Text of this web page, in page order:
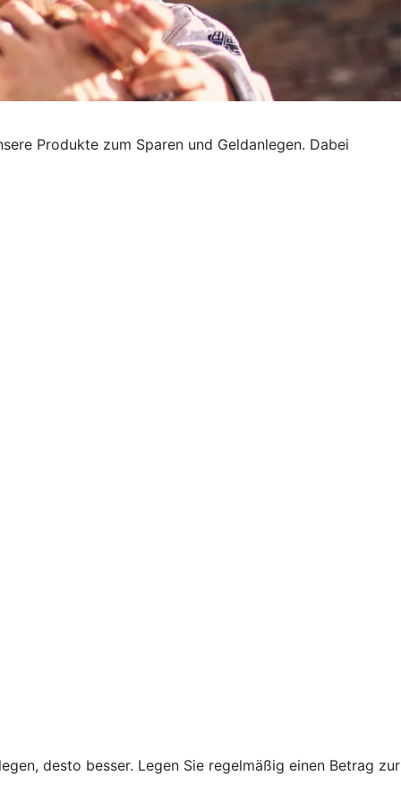
Produkte zum Sparen und Geldanlegen. Dabei
desto besser. Legen Sie regelmäßig einen Betrag zur